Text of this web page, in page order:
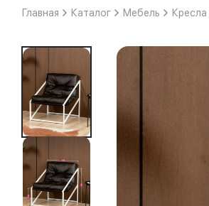
Главная Каталог Мебель Кресла